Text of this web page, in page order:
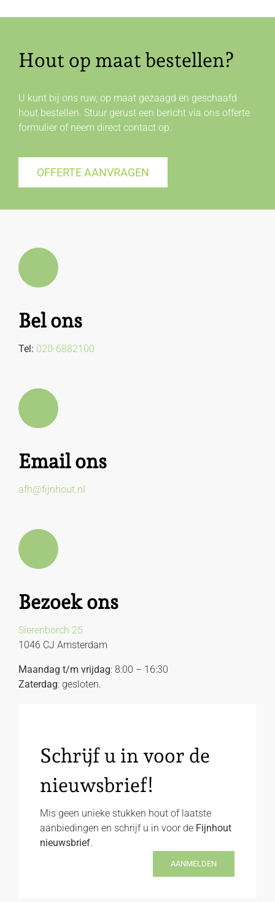
Hout op maat bestellen?
U kunt bij ons ruw, op maat gezaagd en geschaafd
hout bestellen. Stuur gerust een bericht via ons offerte
formulier of neem direct contactop.
OFFERTE AANVRAGEN
Bel ons
Tel: 020-6882100
Email ons
afh@fijnhout.nl
Bezoek ons
Sierenborch 25
1046 CJ Amsterdam
Maandag t/m vrijdag: 8:00 – 16:30
Zaterdag: gesloten.
Schrijf u in voor de
nieuwsbrief!
Mis geen unieke stukken hout of laatste
aanbiedingen en schrijf u in voor de Fijnhout
nieuwsbrief.
AANMELDEN